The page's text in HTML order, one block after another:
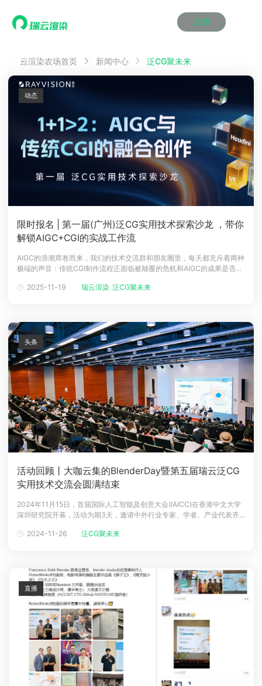
注册
产品服务
效果图渲染
云制作
瑞兔百宝箱
AI视频插帧
效果图渲染
云制作
瑞兔百宝箱
AI视频插帧
效果图渲染
云制作
瑞兔百宝箱
AI视频插帧
效果图渲染
云制作
瑞兔百宝箱
AI视频插帧
效果图渲染
云制作
瑞兔百宝箱
AI视频插帧
效果图渲染
云制作
瑞兔百宝箱
AI视频插帧
Maya云渲染方案
3ds Max云渲染方案
Cinema 4D云渲染方案
Blender 云渲染方案
Maya云渲染方案
3ds Max云渲染方案
Cinema 4D云渲染方案
Blender 云渲染方案
Maya云渲染方案
3ds Max云渲染方案
Cinema 4D云渲染方案
Blender 云渲染方案
Maya云渲染方案
3ds Max云渲染方案
Cinema 4D云渲染方案
Blender 云渲染方案
Maya云渲染方案
3ds Max云渲染方案
Cinema 4D云渲染方案
Blender 云渲染方案
Maya云渲染方案
3ds Max云渲染方案
Cinema 4D云渲染方案
Blender 云渲染方案
价格
动画价格
效果图价格
云制作价格
动画价格
效果图价格
云制作价格
动画价格
效果图价格
云制作价格
动画价格
效果图价格
云制作价格
动画价格
效果图价格
云制作价格
动画价格
效果图价格
云制作价格
新闻资讯
渲染大赛
泛CG交流会
新闻资讯
渲染大赛
泛CG交流会
新闻资讯
渲染大赛
泛CG交流会
新闻资讯
渲染大赛
泛CG交流会
新闻资讯
渲染大赛
泛CG交流会
新闻资讯
渲染大赛
泛CG交流会
特惠专区
青云平台
教育优惠
青云平台
教育优惠
青云平台
教育优惠
青云平台
教育优惠
青云平台
教育优惠
青云平台
教育优惠
登录
云渲染农场首页 新闻中心 泛CG聚未来
限时报名 | 第一届(广州)泛CG实用技术探索沙龙 ，带你
解锁AIGC+CGI的实战工作流
AIGC的浪潮席卷而来，我们的技术交流群和朋友圈里，每天都充斥着两种
极端的声音：传统CGI制作流程正面临被颠覆的危机和AIGC的成果是否缺
样的事！搭建一个实干派的对话场，诚邀请传统影视流程的资深从业者与
2025-11-19 瑞云渲染 泛CG聚未来
动态
活动回顾丨大咖云集的BlenderDay暨第五届瑞云泛CG
实用技术交流会圆满结束
2024年11月15日，首届国际人工智能及创意大会(IAICC)在香港中文大学
深圳研究院开幕，活动为期3天，邀请中外行业专家、学者、产业代表齐
Renderbus瑞云渲染和青椒云协办赞助了首日的预热活动Blender Day。
2024-11-26 泛CG聚未来
头条
直播